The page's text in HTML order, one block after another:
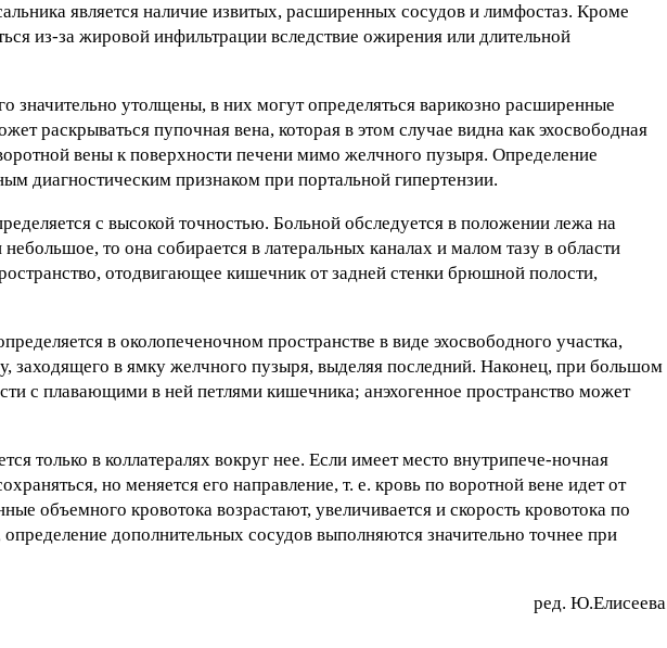
является наличие извитых, расширенных сосудов и лимфостаз. Кроме
из-за жировой инфильтрации вследствие ожирения или длительной
значительно утолщены, в них могут определяться варикозно расширенные
раскрываться пупочная вена, которая в этом случае видна как эхосвободная
вены к поверхности печени мимо желчного пузыря. Определение
диагностическим признаком при портальной гипертензии.
с высокой точностью. Больной обследуется в положении лежа на
то она собирается в латеральных каналах и малом тазу в области
отодвигающее кишечник от задней стенки брюшной полости,
в околопеченочном пространстве в виде эхосвободного участка,
в ямку желчного пузыря, выделяя последний. Наконец, при большом
с плавающими в ней петлями кишечника; анэхогенное пространство может
только в коллатералях вокруг нее. Если имеет место внутрипече-ночная
но меняется его направление, т. е. кровь по воротной вене идет от
объемного кровотока возрастают, увеличивается и скорость кровотока по
дополнительных сосудов выполняются значительно точнее при
peд. Ю.Eлиceeвa